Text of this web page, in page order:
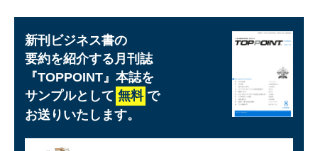
新刊ビジネス書の
要約を紹介する月刊誌
『TOPPOINT』 本誌を
サンプルとして 無料 で
お送りいたします。